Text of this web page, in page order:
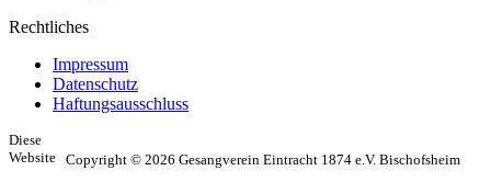
Rechtliches
Impressum
Datenschutz
Haftungsausschluss
Copyright © 2026 Gesangverein Eintracht 1874 e.V. Bischofsheim
Diese
Website